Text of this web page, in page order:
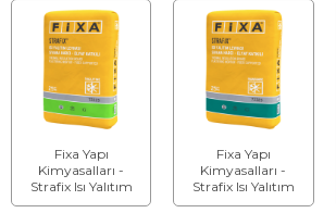
Fixa Yapı
Kimyasalları -
Strafix Isı Yalıtım
Levhası Sıvama
Fixa Yapı
Kimyasalları -
Strafix Isı Yalıtım
Levhası Sıvama